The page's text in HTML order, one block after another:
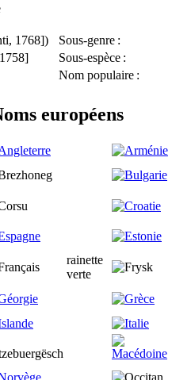
1768]) Sous-genre :
Sous-espèce :
Nom populaire :
européens
rainette
verte